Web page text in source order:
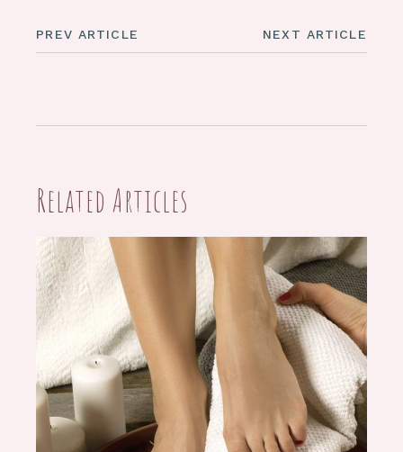
PREV ARTICLE NEXT ARTICLE
Related Articles